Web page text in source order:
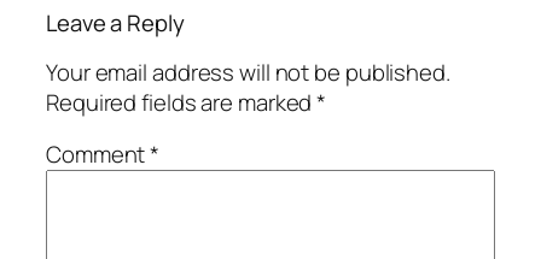
Leave a Reply
Your email address will not be published.
Required fields are marked*
Comment*